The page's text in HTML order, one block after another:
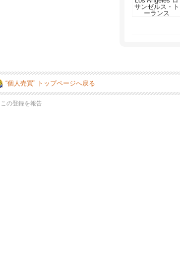
“個人売買” トップページへ戻る
この登録を報告